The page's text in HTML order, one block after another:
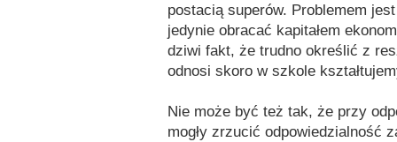
postacią superów. Problemem
jedynie obracać kapitałem
dziwi fakt, że trudno określić z
odnosi skoro w szkole
Nie może być też tak, że przy
mogły zrzucić odpowiedzialność